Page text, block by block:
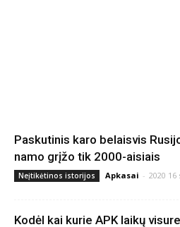
Paskutinis karo belaisvis
namo grįžo tik 2000-aisiais
Neįtikėtinos istorijos Apkasai - 2020 16
Kodėl kai kurie APK laikų